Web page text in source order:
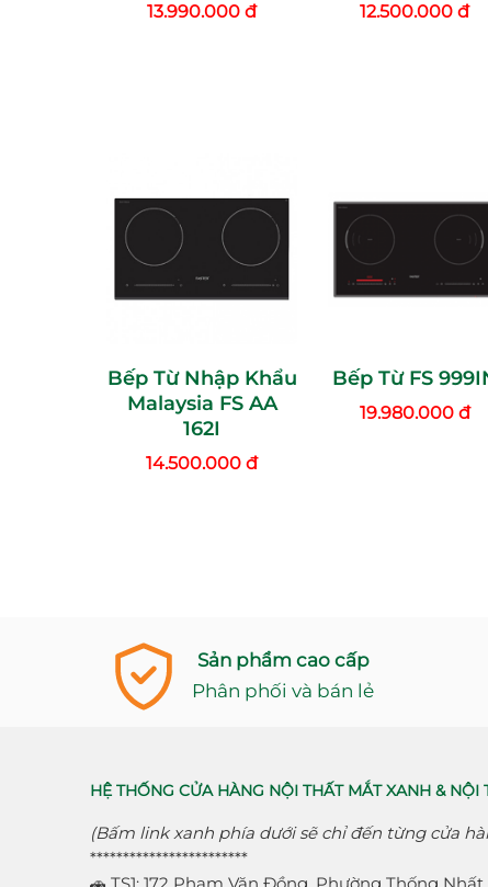
13.990.000 đ 12.500.000 đ
Bếp Từ Nhập Khẩu
Malaysia FS AA
162I
14.500.000 đ
Bếp Từ FS
19.980.000 đ
Sản phẩm cao cấp
Phân phối và bán lẻ
HỆ THỐNG CỬA HÀNG NỘI THẤT MẮT XANH & NỘI
(Bấm link xanh phía dưới sẽ chỉ đến từng cửa
************************